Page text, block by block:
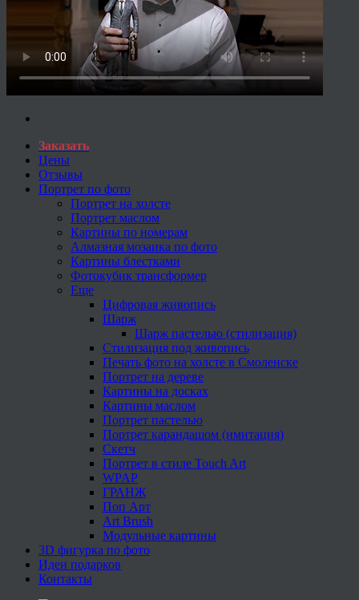
Заказать
Цены
Отзывы
Портрет по фото
Портрет на холсте
Портрет маслом
Картины по номерам
Алмазная мозаика по фото
Картины блестками
Фотокубик трансформер
Еще
Цифровая живопись
Шарж
Шарж пастелью (стилизация)
Стилизация под живопись
Печать фото на холсте в Смоленске
Портрет на дереве
Картины на досках
Картины маслом
Портрет пастелью
Портрет карандашом (имитация)
Скетч
Портрет в стиле Touch Art
WPAP
ГРАНЖ
Поп Арт
Art Brush
Модульные картины
3D фигурка по фото
Идеи подарков
Контакты